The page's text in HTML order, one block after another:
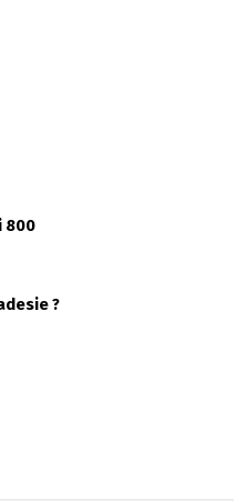
800
?